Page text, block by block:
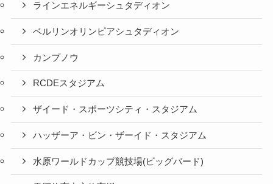
ラインエネルギーシュタディオン
ベルリンオリンピアシュタディオン
カンプノウ
RCDEスタジアム
ザイード・スポーツシティ・スタジアム
ハッザーア・ビン・ザーイド・スタジアム
水原ワールドカップ競技場(ビッグバード)